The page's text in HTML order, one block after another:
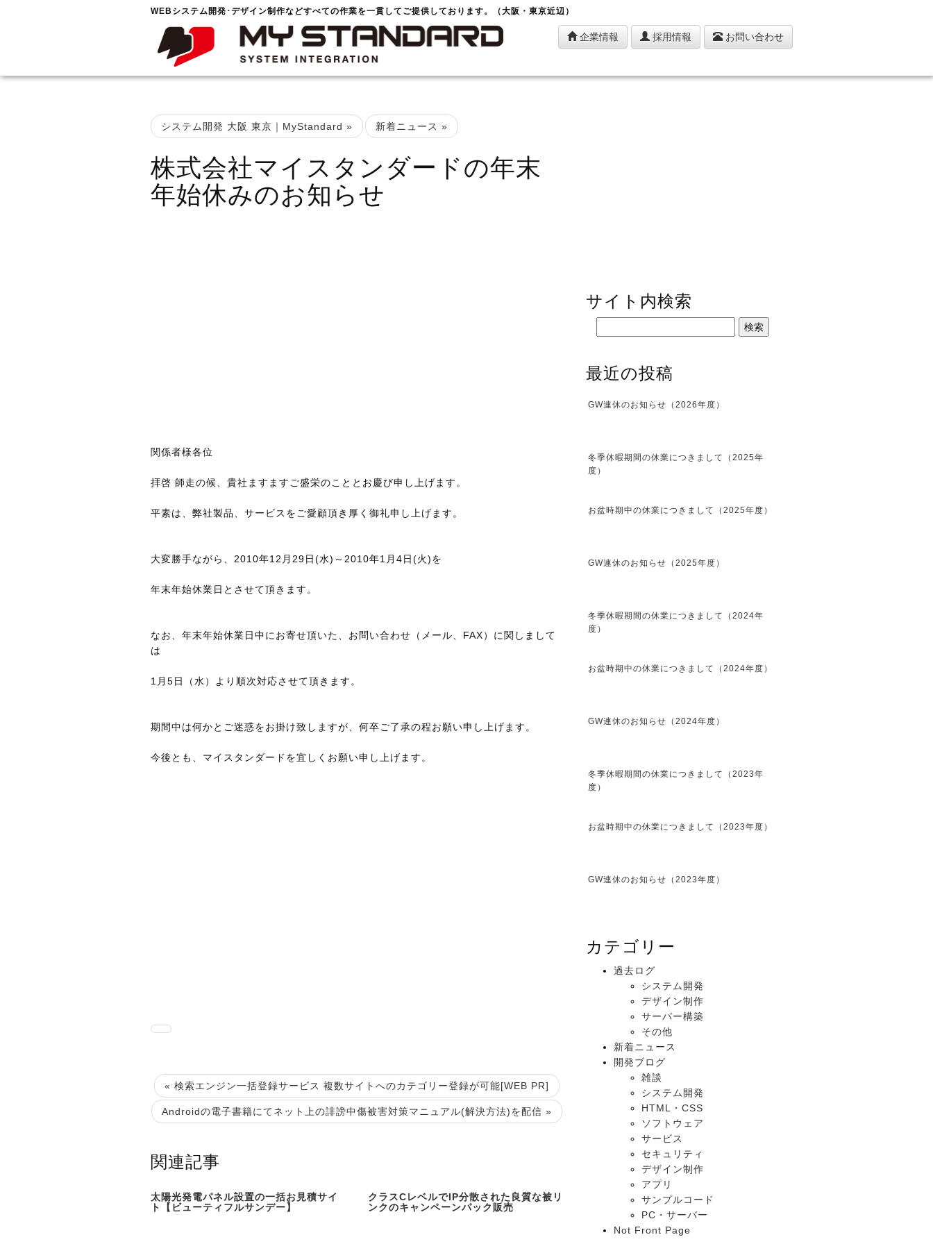
WEBシステム開発･デザイン制作などすべての作業を一貫してご提供しております。（大阪・東京近辺）
企業情報 採用情報 お問い合わせ
システム開発 大阪 東京｜MyStandard » 新着ニュース »
株式会社マイスタンダードの年末
年始休みのお知らせ
関係者様各位
拝啓 師走の候、貴社ますますご盛栄のこととお慶び申し上げます。
平素は、弊社製品、サービスをご愛顧頂き厚く御礼申し上げます。
大変勝手ながら、2010年12月29日(水)～2010年1月4日(火)を
年末年始休業日とさせて頂きます。
なお、年末年始休業日中にお寄せ頂いた、お問い合わせ（メール、FAX）に関しまして
は
1月5日（水）より順次対応させて頂きます。
期間中は何かとご迷惑をお掛け致しますが、何卒ご了承の程お願い申し上げます。
今後とも、マイスタンダードを宜しくお願い申し上げます。
« 検索エンジン一括登録サービス 複数サイトへのカテゴリー登録が可能[WEB PR]
Androidの電子書籍にてネット上の誹謗中傷被害対策マニュアル(解決方法)を配信 »
関連記事
太陽光発電パネル設置の一括お見積サイ
ト【ビューティフルサンデー】
クラスCレベルでIP分散された良質な被リ
ンクのキャンペーンパック販売
サイト内検索
最近の投稿
GW連休のお知らせ（2026年度）
冬季休暇期間の休業につきまして（2025年
度）
お盆時期中の休業につきまして（2025年度）
GW連休のお知らせ（2025年度）
冬季休暇期間の休業につきまして（2024年
度）
お盆時期中の休業につきまして（2024年度）
GW連休のお知らせ（2024年度）
冬季休暇期間の休業につきまして（2023年
度）
お盆時期中の休業につきまして（2023年度）
GW連休のお知らせ（2023年度）
カテゴリー
過去ログ
システム開発
デザイン制作
サーバー構築
その他
新着ニュース
開発ブログ
雑談
システム開発
HTML・CSS
ソフトウェア
サービス
セキュリティ
デザイン制作
アプリ
サンプルコード
PC・サーバー
Not Front Page